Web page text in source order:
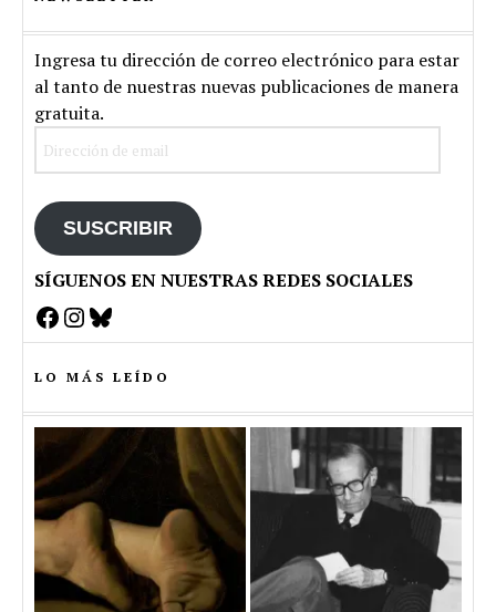
Ingresa tu dirección de correo electrónico para estar
al tanto de nuestras nuevas publicaciones de manera
gratuita.
SUSCRIBIR
SÍGUENOS EN NUESTRAS REDES SOCIALES
Facebook
Instagram
Bluesky
LO MÁS LEÍDO